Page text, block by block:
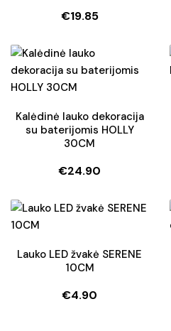
5.00iš 5
€19.85
Kalėdinė lauko dekoracija
su baterijomis HOLLY
30CM
€24.90
Lauko LED žvakė SERENE
10CM
€4.90